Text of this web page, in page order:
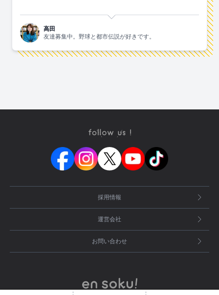
高田
友達募集中。野球と都市伝説が好きです。
採用情報
運営会社
お問い合わせ